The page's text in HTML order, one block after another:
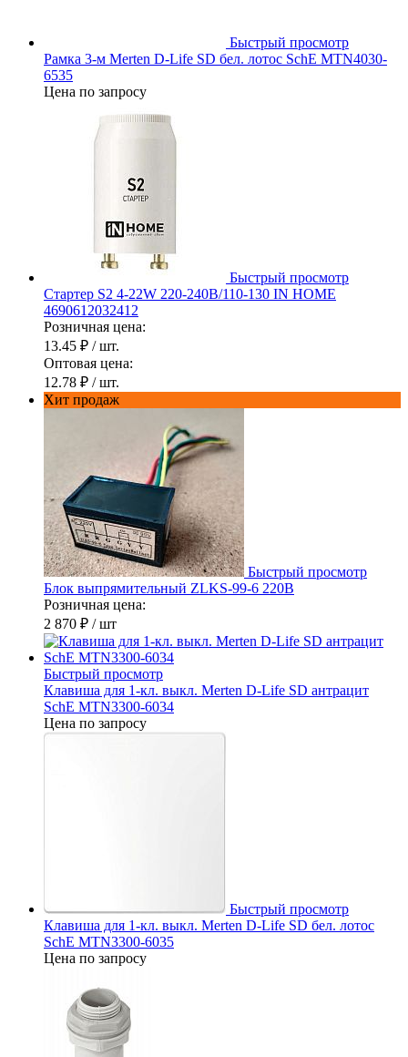
Быстрый просмотр
Рамка 3-м Merten D-Life SD бел. лотос SchE MTN4030-
6535
Цена по запросу
Быстрый просмотр
Стартер S2 4-22W 220-240В/110-130 IN HOME
4690612032412
Розничная цена:
13.45 ₽ / шт.
Оптовая цена:
12.78 ₽ / шт.
Хит продаж
Быстрый просмотр
Блок выпрямительный ZLKS-99-6 220В
Розничная цена:
2 870 ₽ / шт
Быстрый просмотр
Клавиша для 1-кл. выкл. Merten D-Life SD антрацит
SchE MTN3300-6034
Цена по запросу
Быстрый просмотр
Клавиша для 1-кл. выкл. Merten D-Life SD бел. лотос
SchE MTN3300-6035
Цена по запросу